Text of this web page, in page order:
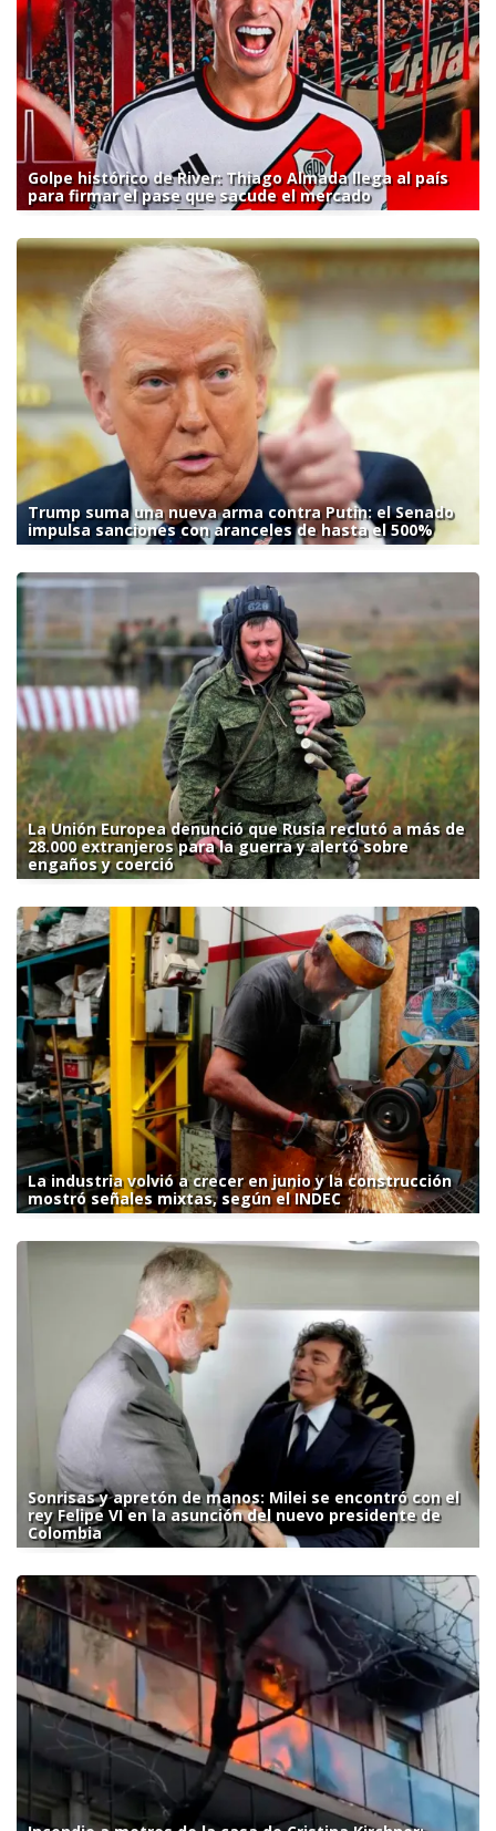
Golpe histórico de River: Thiago Almada llega al país
para firmar el pase que sacude el mercado
Trump suma una nueva arma contra Putin: el Senado
impulsa sanciones con aranceles de hasta el 500%
La Unión Europea denunció que Rusia reclutó a más de
28.000 extranjeros para la guerra y alertó sobre
engaños y coerció
La industria volvió a crecer en junio y la construcción
mostró señales mixtas, según el INDEC
Sonrisas y apretón de manos: Milei se encontró con el
rey Felipe VI en la asunción del nuevo presidente de
Colombia